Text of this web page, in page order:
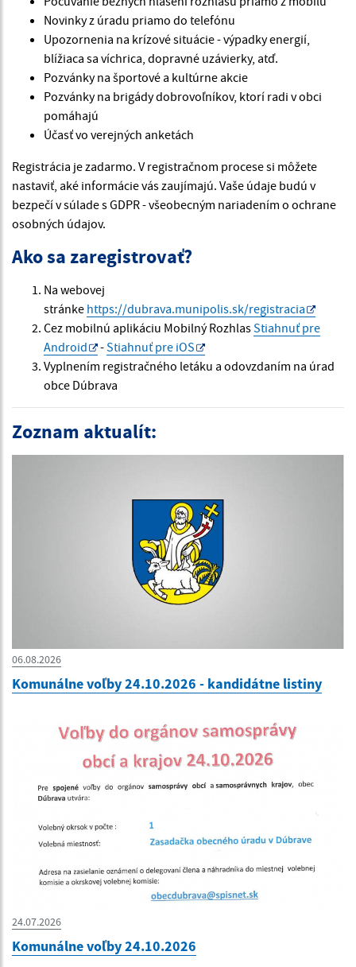
Novinky z úradu priamo do telefónu
Upozornenia na krízové situácie - výpadky energií,
blížiaca sa víchrica, dopravné uzávierky, atď.
Pozvánky na športové a kultúrne akcie
Pozvánky na brigády dobrovoľníkov, ktorí radi v obci
pomáhajú
Účasť vo verejných anketách
Registrácia je zadarmo. V registračnom procese si môžete
nastaviť, aké informácie vás zaujímajú. Vaše údaje budú v
bezpečí v súlade s GDPR - všeobecným nariadením o ochrane
osobných údajov.
Ako sa zaregistrovať?
Na webovej
stránke https://dubrava.munipolis.sk/registracia
Cez mobilnú aplikáciu Mobilný RozhlasStiahnuť pre
Android
-Stiahnuť pre iOS
Vyplnením registračného letáku a odovzdaním na úrad
obce Dúbrava
Zoznam aktualít:
06.08.2026
Komunálne voľby 24.10.2026 - kandidátne listiny
24.07.2026
Komunálne voľby 24.10.2026